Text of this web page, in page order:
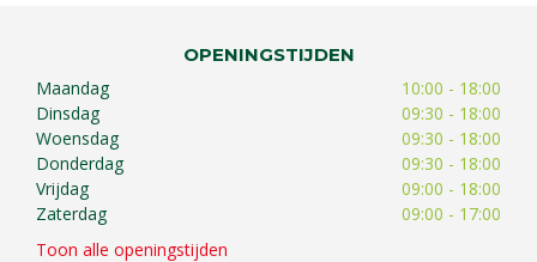
OPENINGSTIJDEN
Maandag
10:00 - 18:00
Dinsdag
09:30 - 18:00
Woensdag
09:30 - 18:00
Donderdag
09:30 - 18:00
Vrijdag
09:00 - 18:00
Zaterdag
09:00 - 17:00
Toon alle openingstijden